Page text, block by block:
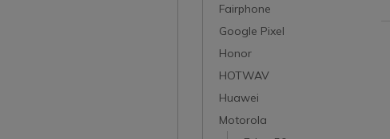
Fairphone
Google Pixel
Honor
HOTWAV
Huawei
Motorola